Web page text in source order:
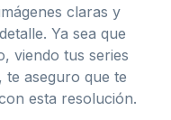
claras y
Ya sea que
viendo tus series
te aseguro que te
esta resolución.